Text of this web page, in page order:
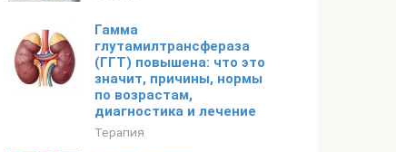
Гамма
глутамилтрансфераза
(ГГТ) повышена: что это
значит, причины, нормы
по возрастам,
диагностика и лечение
Терапия